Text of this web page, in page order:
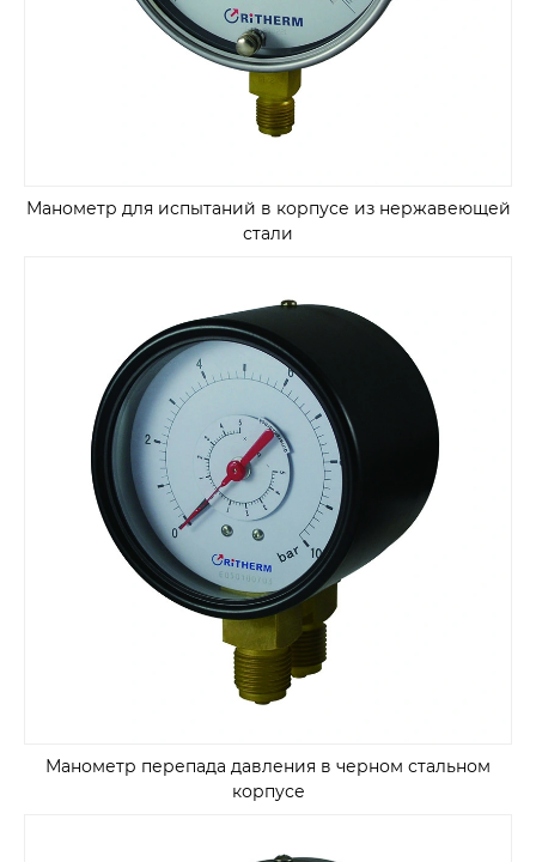
Манометр для испытаний в корпусе из нержавеющей
стали
Манометр перепада давления в черном стальном
корпусе